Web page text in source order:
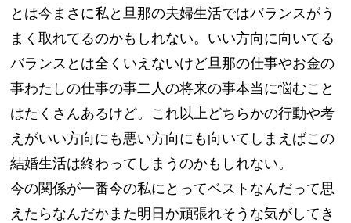
とは今まさに私と旦那の夫婦生活ではバランスがう
まく取れてるのかもしれない。いい方向に向いてる
バランスとは全くいえないけど旦那の仕事やお金の
事わたしの仕事の事二人の将来の事本当に悩むこと
はたくさんあるけど。これ以上どちらかの行動や考
えがいい方向にも悪い方向にも向いてしまえばこの
結婚生活は終わってしまうのかもしれない。
今の関係が一番今の私にとってベストなんだって思
えたらなんだかまた明日か頑張れそうな気がしてき